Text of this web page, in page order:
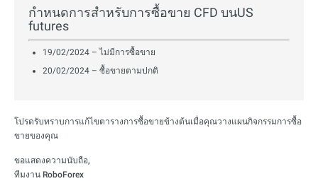
กำหนดการสำหรับการซื้อขาย CFD บนUS
futures
19/02/2024 – ไม่มีการซื้อขาย
20/02/2024 – ซื้อขายตามปกติ
โปรดรับทราบการแก้ไขตารางการซื้อขายข้างต้นเมื่อคุณวางแผนกิจกรรมการซื้อ
ขายของคุณ
ขอแสดงความนับถือ,
ทีมงาน RoboForex